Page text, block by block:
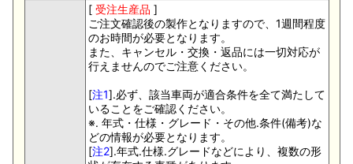
[ 受注生産品 ]
ご注文確認後の製作となりますので、1週間程度
のお時間が必要となります。
また、キャンセル・交換・返品には一切対応が
行えませんのでご注意ください。
[注1].必ず、該当車両が適合条件を全て満たして
いることをご確認ください。
※. 年式・仕様・グレード・その他.条件(備考)な
どの情報が必要となります。
[注2].年式.仕様.グレードなどにより、複数の形